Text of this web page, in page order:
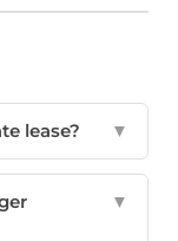
lease? ▼
▼